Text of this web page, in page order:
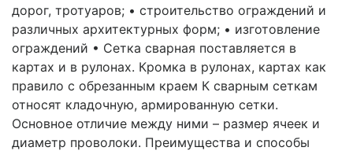
дорог, тротуаров; • строительство ограждений и
различных архитектурных форм; • изготовление
ограждений • Сетка сварная поставляется в
картах и в рулонах. Кромка в рулонах, картах как
правило с обрезанным краем К сварным сеткам
относят кладочную, армированную сетки.
Основное отличие между ними – размер ячеек и
диаметр проволоки. Преимущества и способы